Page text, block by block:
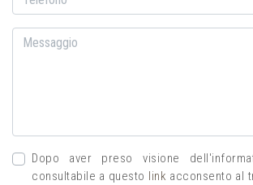
Messaggio
Dopo aver preso visione
consultabile a questo link acconsento al